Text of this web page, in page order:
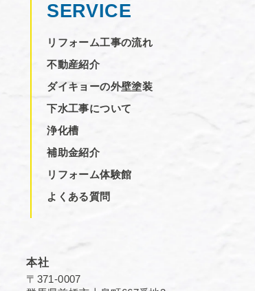
SERVICE
リフォーム工事の流れ
不動産紹介
ダイキョーの外壁塗装
下水工事について
浄化槽
補助金紹介
リフォーム体験館
よくある質問
本社
〒371-0007